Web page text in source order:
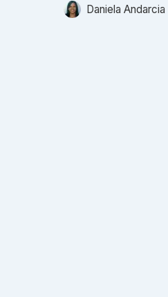
Daniela Andarcia